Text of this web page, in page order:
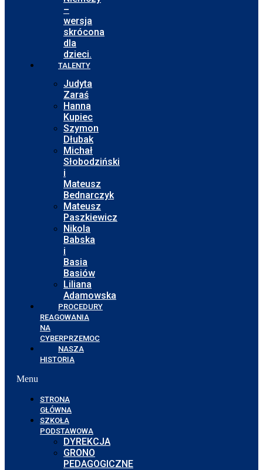
–
wersja
skrócona
dla
dzieci.
TALENTY
Judyta
Zaraś
Hanna
Kupiec
Szymon
Dłubak
Michał
Słobodziński
i
Mateusz
Bednarczyk
Mateusz
Paszkiewicz
Nikola
Babska
i
Basia
Basiów
Liliana
Adamowska
PROCEDURY
REAGOWANIA
NA
CYBERPRZEMOC
NASZA
HISTORIA
Menu
STRONA
GŁÓWNA
SZKOŁA
PODSTAWOWA
DYREKCJA
GRONO
PEDAGOGICZNE